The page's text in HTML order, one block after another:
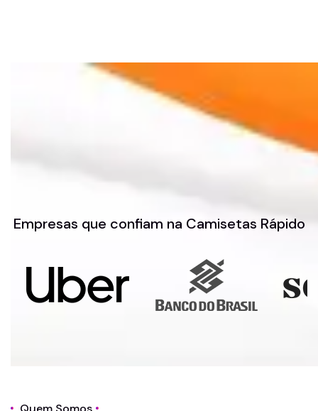
Empresas que confiam na Camisetas Rápido